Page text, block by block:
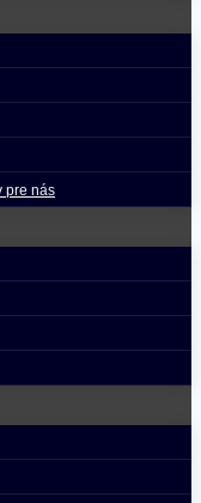
pre nás